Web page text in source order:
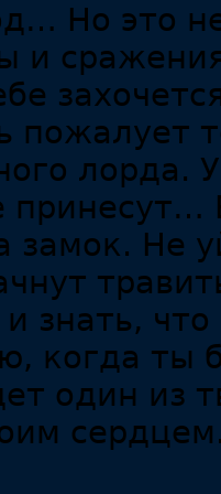
Но это
и
пожалует
лорда.
принесут…
замок. Не
знать,
когда ты
один из